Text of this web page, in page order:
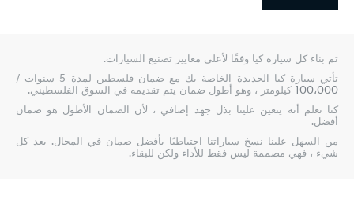
تم بناء كل سيارة كيا وفقًا لأعلى معايير تصنيع السيارات.
تأتي سيارة كيا الجديدة الخاصة بك مع ضمان فلسطين لمدة 5 سنوات /
100،000 كيلومتر ، وهو أطول ضمان يتم تقديمه في السوق الفلسطيني.
كنا نعلم أنه يتعين علينا بذل جهد إضافي ، لأن الضمان الأطول هو ضمان
أفضل.
من السهل علينا نسخ سياراتنا احتياطيًا بأفضل ضمان في المجال. بعد كل
شيء ، فهي مصممة ليس فقط للأداء ولكن للبقاء.